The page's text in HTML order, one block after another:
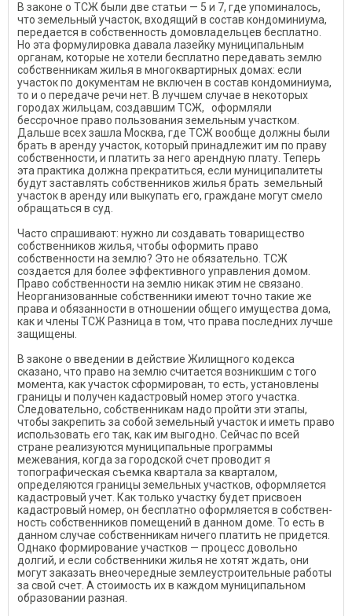
В законе о ТСЖ были две ста­тьи — 5 и 7, где упоминалось,
что земельный участок, входящий в состав кондоминиума,
передается в собственность домовладельцев бесплатно.
Но эта формулировка давала лазейку муниципальным
органам, которые не хотели бес­платно передавать землю
собст­венникам жилья в многоквартир­ных домах: если
участок по доку­ментам не включен в состав кон­доминиума,
то и о передаче речи нет. В лучшем случае в некоторых
городах жильцам, создавшим ТСЖ, оформляли
бессрочное право пользования земельным участком.
Дальше всех зашла Москва, где ТСЖ вообще должны были
брать в аренду участок, который принадлежит им по праву
собственности, и платить за него арендную плату. Теперь
эта практика должна прекратиться, если муниципалитеты
будут заставлять собственников жилья брать земельный
участок в аренду или выкупать его, граждане могут смело
обращаться в суд.
Часто спрашивают: нужно ли создавать товарищество
собственников жилья, чтобы оформить право
собственности на землю? Это не обязательно. ТСЖ
создается для более эффективного управления домом.
Право собственности на землю никак этим не связано.
Неорганизованные собственники имеют точно такие же
права и обязанности в отношении общего иму­щества дома,
как и члены ТСЖ Разница в том, что права послед­них лучше
защищены.
В законе о введении в действие Жилищного кодекса
сказано, что право на землю считается возникшим с того
момента, как участок сформирован, то есть, установле­ны
границы и получен кадастровый номер этого участка.
Следовательно, собственникам надо пройти эти этапы,
чтобы закре­пить за собой земельный участок и иметь право
использовать его так, как им выгодно. Сейчас по всей
стране реализуются муници­пальные программы
межевания, когда за городской счет проводит я
топографическая съемка квар­тала за кварталом,
определяются границы земельных участков, оформляется
кадастровый учет. Как только участку будет присво­ен
кадастровый номер, он бес­платно оформляется в собствен­
ность собственников помещений в данном доме. То есть в
данном случае собственникам ничего платить не придется.
Однако фор­мирование участков — процесс довольно
долгий, и если собст­венники жилья не хотят ждать, они
могут заказать внеочередные землеустроительные работы
за свой счет. А стоимость их в каж­дом муниципальном
образовании разная.